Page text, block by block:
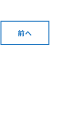
前へ